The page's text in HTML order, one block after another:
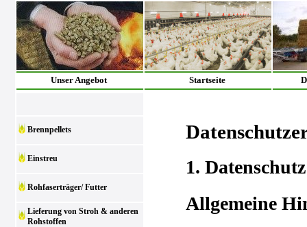
Unser Angebot Startseite
Brennpellets
Einstreu
Rohfaserträger/ Futter
Lieferung von Stroh & anderen
Rohstoffen
1.
Allgemeine